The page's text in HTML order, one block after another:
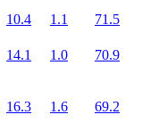
10.4 1.1
71.5
14.1 1.0 70.9
16.3 1.6 69.2